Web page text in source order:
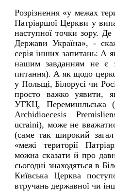
Розрізнення «у межах
Патріаршої Церкви у
наступної точки зору.
Держави Україна», -
серія інших запитань: А
нашим завданням не є
питання). А як щодо
у Польщі, Білорусі чи
просто важко уявити,
УГКЦ, Перемишльська
Archidioecesis
ucraini), може не
(саме так широкий загал
«межі території
можна сказати й про
сьогодні знаходяться в
Київська Церква
втручань державної чи